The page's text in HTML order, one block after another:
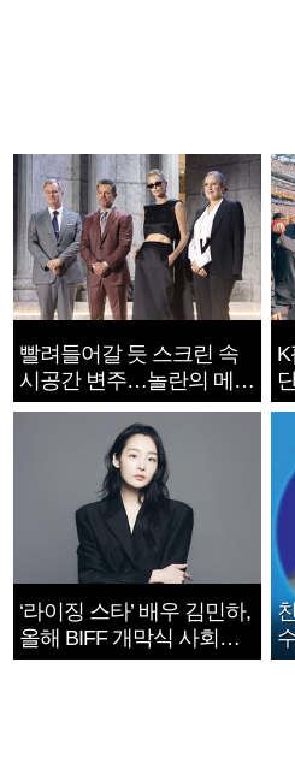
빨려들어갈 듯 스크린 속
시공간 변주…놀란의 메시
지는 ‘전쟁 속죄’
‘라이징 스타’ 배우 김민하,
올해 BIFF 개막식 사회자
확정